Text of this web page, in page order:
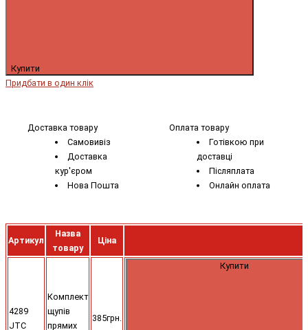
Купити
Придбати в один клік
Доставка товару
Самовивіз
Доставка
кур'єром
Нова Пошта
Оплата товару
Готівкою при
доставці
Післяплата
Онлайн оплата
Артикул
Назва
товару
Ціна
4289
JTC
Комплект
щупів
прямих
385грн.
Купити